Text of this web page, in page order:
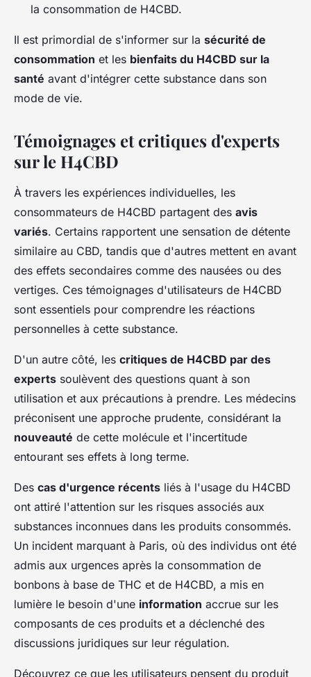
la consommation de H4CBD.
Il est primordial de s'informer sur la sécurité de
consommation et les bienfaits du H4CBD sur la
santé avant d'intégrer cette substance dans son
mode de vie.
Témoignages et critiques d'experts
sur le H4CBD
À travers les expériences individuelles, les
consommateurs de H4CBD partagent des avis
variés. Certains rapportent une sensation de détente
similaire au CBD, tandis que d'autres mettent en avant
des effets secondaires comme des nausées ou des
vertiges. Ces témoignages d'utilisateurs de H4CBD
sont essentiels pour comprendre les réactions
personnelles à cette substance.
D'un autre côté, les critiques de H4CBD par des
experts soulèvent des questions quant à son
utilisation et aux précautions à prendre. Les médecins
préconisent une approche prudente, considérant la
nouveauté de cette molécule et l'incertitude
entourant ses effets à long terme.
Des cas d'urgence récents liés à l'usage du H4CBD
ont attiré l'attention sur les risques associés aux
substances inconnues dans les produits consommés.
Un incident marquant à Paris, où des individus ont été
admis aux urgences après la consommation de
bonbons à base de THC et de H4CBD, a mis en
lumière le besoin d'une information accrue sur les
composants de ces produits et a déclenché des
discussions juridiques sur leur régulation.
Découvrez ce que les utilisateurs pensent du produit